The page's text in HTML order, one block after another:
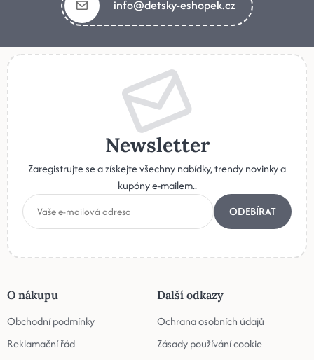
info@detsky-eshopek.cz
Newsletter
Zaregistrujte se a získejte všechny nabídky, trendy novinky a
kupóny e-mailem..
ODEBÍRAT
O nákupu
Obchodní podmínky
Reklamační řád
Další odkazy
Ochrana osobních údajů
Zásady používání cookie